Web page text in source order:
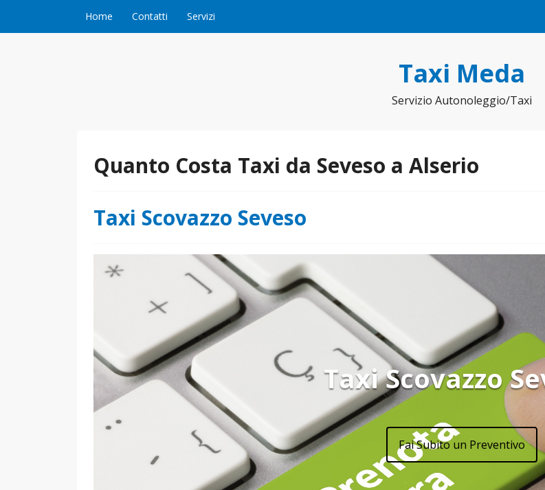
Home Contatti Servizi
Taxi Meda
Servizio Autonoleggio/Taxi
Quanto Costa Taxi da Seveso a Alserio
Taxi Scovazzo Seveso
Taxi Scovazzo
Fai Subito un Preventivo